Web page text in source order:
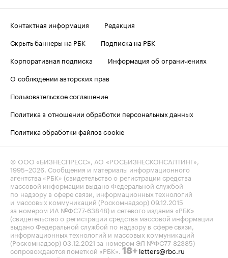
Контактная информация
Редакция
Скрыть баннеры на РБК
Подписка на РБК
Корпоративная подписка
Информация об ограничениях
О соблюдении авторских прав
Пользовательское соглашение
Политика в отношении обработки персональных данных
Политика обработки файлов cookie
© ООО «БИЗНЕСПРЕСС», АО «РОСБИЗНЕСКОНСАЛТИНГ»,
1995–2026 . Сообщения и материалы информационного
агентства «РБК» (свидетельство о регистрации средства
массовой информации выдано Федеральной службой
по надзору в сфере связи, информационных технологий
и массовых коммуникаций (Роскомнадзор) 09.12.2015
за номером ИА №ФС77-63848) и сетевого издания «РБК»
(свидетельство о регистрации средства массовой информации
выдано Федеральной службой по надзору в сфере связи,
информационных технологий и массовых коммуникаций
(Роскомнадзор) 03.12.2021 за номером ЭЛ №ФС77-82385)
сопровождаются пометкой «РБК». 18+ letters@rbc.ru